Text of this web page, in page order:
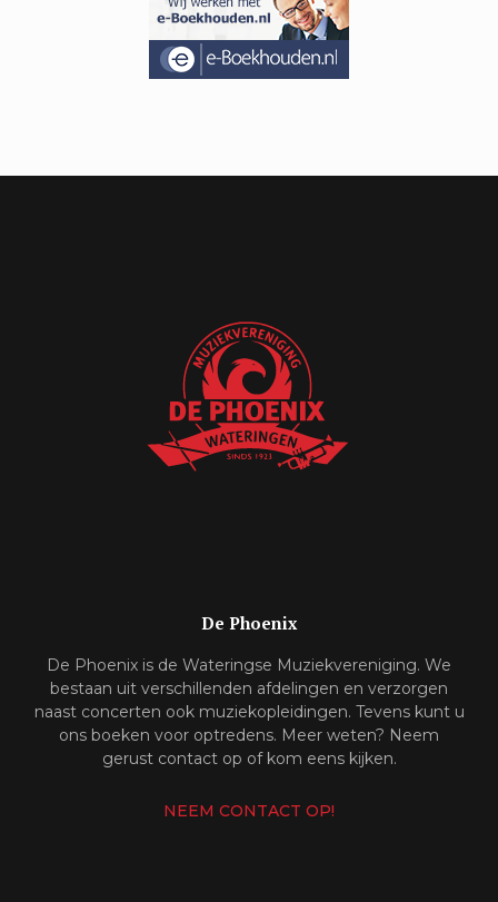
De Phoenix
De Phoenix is de Wateringse Muziekvereniging. We
bestaan uit verschillenden afdelingen en verzorgen
naast concerten ook muziekopleidingen. Tevens kunt u
ons boeken voor optredens. Meer weten? Neem
gerust contact op of kom eens kijken.
NEEM CONTACT OP!